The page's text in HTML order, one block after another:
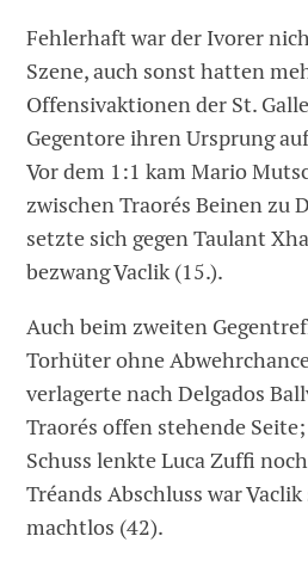
Fehlerhaft war der Ivorer
Szene, auch sonst hatten
Offensivaktionen der St.
Gegentore ihren Ursprung
Vor dem 1:1 kam Mario
zwischen Traorés Beinen zu
setzte sich gegen Taulant
bezwang Vaclik (15.).
Auch beim zweiten
Torhüter ohne
verlagerte nach Delgados
Traorés offen stehende
Schuss lenkte Luca Zuffi
Tréands Abschluss war
machtlos (42).